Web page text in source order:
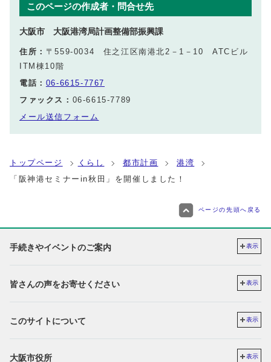
このページの作成者・問合せ先
大阪市 大阪港湾局計画整備部振興課
住所： 〒559-0034 住之江区南港北2－1－10 ATCビル
ITM棟10階
電話： 06-6615-7767
ファックス： 06-6615-7789
メール送信フォーム
トップページ くらし 都市計画
港湾
「阪神港セミナーin秋田」を開催しました！
ページの先頭へ戻る
手続きやイベントのご案内 表示
皆さんの声をお寄せください 表示
このサイトについて 表示
大阪市役所 表示